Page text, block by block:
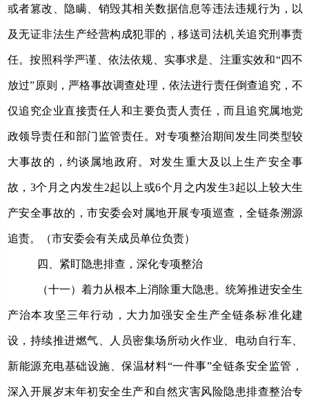
或者篡改、隐瞒、销毁其相关数据信息等违法违规行为 ，以
及无证非法生产经营构成犯罪的，移送司法机关追究刑事责
任。按照科学严谨、依法依规、实事求是、注重实效和“四不
放过”原则，严格事故调查处理，依法进行责任倒查追究，不
仅追究企业直接责任人和主要负责人责任，而且追究属地党
政领导责任和部门监管责任。对专项整治期间发生同类型较
大事故的，约谈属地政府。对发生重大及以上生产安全事
故，3个月之内发生2起以上或6个月之内发生3起以上较大生
产安全事故的，市安委会对属地开展专项巡查，全链条溯源
追责。 （市安委会有关成员单位负责）
四、紧盯隐患排查，深化专项整治
（十一）着力从根本上消除重大隐患。 统筹推进安全生
产治本攻坚三年行动，大力加强安全生产全链条标准化建
设，持续推进燃气、人员密集场所动火作业、电动自行车、
新能源充电基础设施、保温材料“一件事”全链条安全监管，
深入开展岁末年初安全生产和自然灾害风险隐患排查整治专